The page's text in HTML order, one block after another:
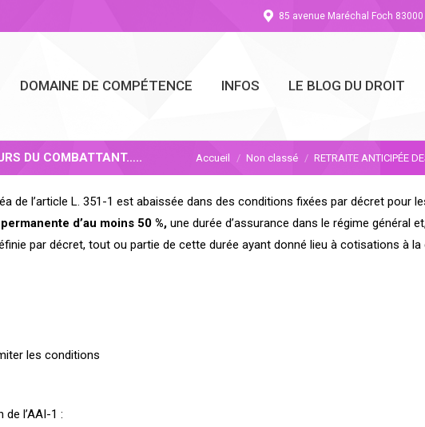
85 avenue Maréchal Foch 83000
DOMAINE DE COMPÉTENCE INFOS LE BLOG DU DROIT
DU COMBATTANT….. Vous êtes ici :
Accueil Non classé RETRAITE ANTICIPÉE
de l’article L. 351-1 est abaissée dans des conditions fixées par décret pour
d’au moins 50 %, une durée d’assurance dans le régime général
par décret, tout ou partie de cette durée ayant donné lieu à cotisations à la
les conditions
l’AAI-1 :